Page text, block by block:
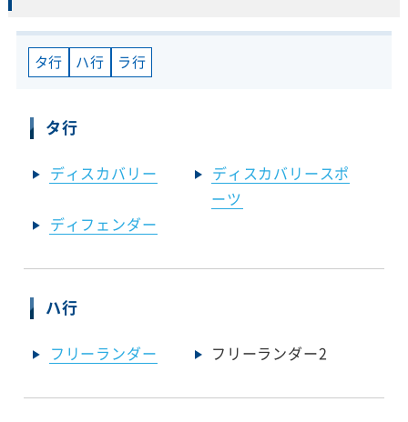
タ行 ハ行 ラ行
タ行
ディスカバリー
ディスカバリースポ
ーツ
ディフェンダー
ハ行
フリーランダー フリーランダー2